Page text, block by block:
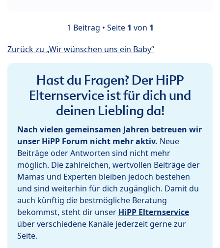
1 Beitrag • Seite 1 von 1
Zurück zu „Wir wünschen uns ein Baby“
Hast du Fragen? Der HiPP
Elternservice ist für dich und
deinen Liebling da!
Nach vielen gemeinsamen Jahren betreuen wir
unser HiPP Forum nicht mehr aktiv. Neue
Beiträge oder Antworten sind nicht mehr
möglich. Die zahlreichen, wertvollen Beiträge der
Mamas und Experten bleiben jedoch bestehen
und sind weiterhin für dich zugänglich. Damit du
auch künftig die bestmögliche Beratung
bekommst, steht dir unser HiPP Elternservice
über verschiedene Kanäle jederzeit gerne zur
Seite.